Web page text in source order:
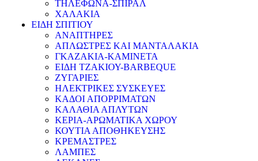
ΤΗΛΕΦΩΝΑ-ΣΠΙΡΑΛ
ΧΑΛΑΚΙΑ
ΕΙΔΗ ΣΠΙΤΙΟΥ
ΑΝΑΠΤΗΡΕΣ
ΑΠΛΩΣΤΡΕΣ ΚΑΙ ΜΑΝΤΑΛΑΚΙΑ
ΓΚΑΖΑΚΙΑ-ΚΑΜΙΝΕΤΑ
ΕΙΔΗ ΤΖΑΚΙΟΥ-BARBEQUE
ΖΥΓΑΡΙΕΣ
ΗΛΕΚΤΡΙΚΕΣ ΣΥΣΚΕΥΕΣ
ΚΑΔΟΙ ΑΠΟΡΡΙΜΑΤΩΝ
ΚΑΛΑΘΙΑ ΑΠΛΥΤΩΝ
ΚΕΡΙΑ-ΑΡΩΜΑΤΙΚΑ ΧΩΡΟΥ
ΚΟΥΤΙΑ ΑΠΟΘΗΚΕΥΣΗΣ
ΚΡΕΜΑΣΤΡΕΣ
ΛΑΜΠΕΣ